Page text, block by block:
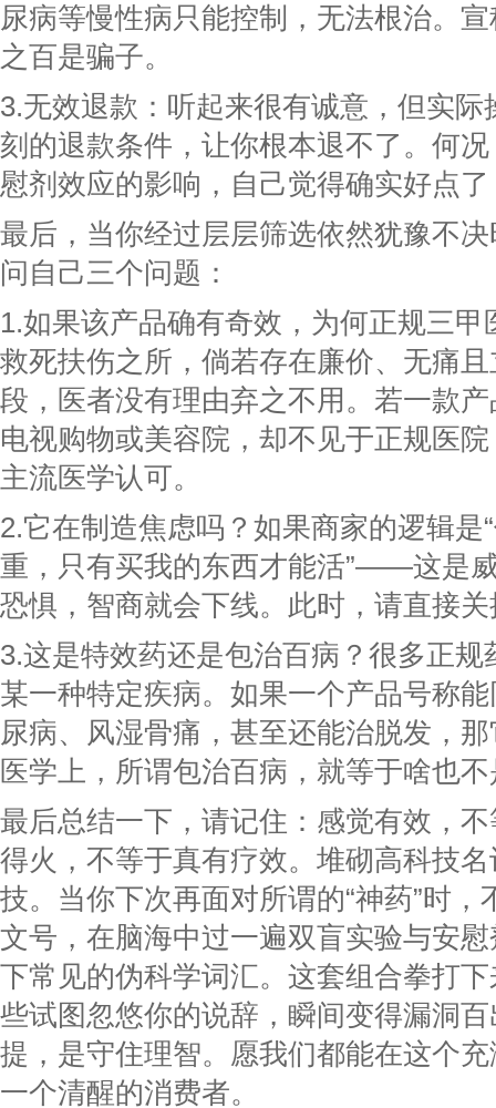
尿病等慢性病只能控制，无法根治。
之百是骗子。
3.无效退款：听起来很有诚意，但实际
刻的退款条件，让你根本退不了。何
慰剂效应的影响，自己觉得确实好点
最后，当你经过层层筛选依然犹豫不
问自己三个问题：
1.如果该产品确有奇效，为何正规三
救死扶伤之所，倘若存在廉价、无痛
段，医者没有理由弃之不用。若一款
电视购物或美容院，却不见于正规医
主流医学认可。
2.它在制造焦虑吗？如果商家的逻辑是
重，只有买我的东西才能活”——这是
恐惧，智商就会下线。此时，请直接
3.这是特效药还是包治百病？很多正规
某一种特定疾病。如果一个产品号称
尿病、风湿骨痛，甚至还能治脱发，
医学上，所谓包治百病，就等于啥也
最后总结一下，请记住：感觉有效，
得火，不等于真有疗效。堆砌高科技
技。当你下次再面对所谓的“神药”时，
文号，在脑海中过一遍双盲实验与安
下常见的伪科学词汇。这套组合拳打
些试图忽悠你的说辞，瞬间变得漏洞
提，是守住理智。愿我们都能在这个
一个清醒的消费者。